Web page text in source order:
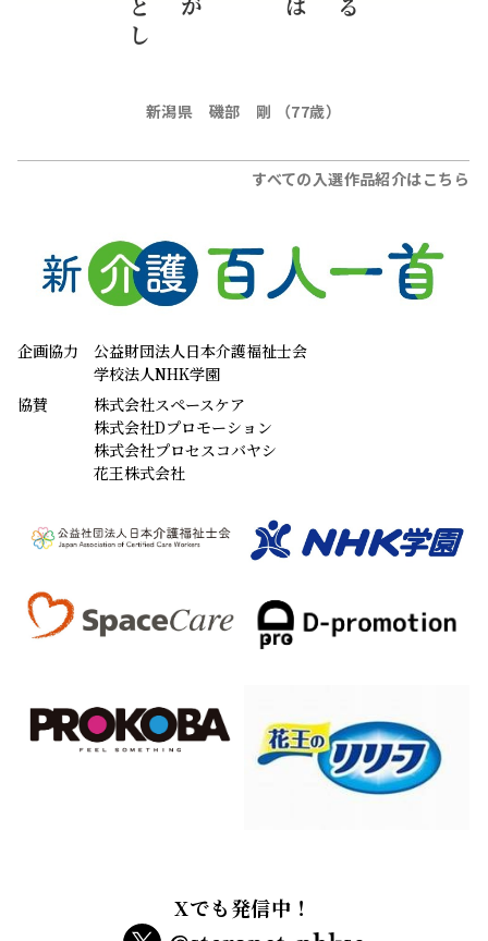
新潟県 磯部 剛 （77歳）
すべての入選作品紹介はこちら
企画協力
公益財団法人日本介護福祉士会
学校法人NHK学園
協賛
株式会社スペースケア
株式会社Dプロモーション
株式会社プロセスコバヤシ
花王株式会社
Xでも発信中！